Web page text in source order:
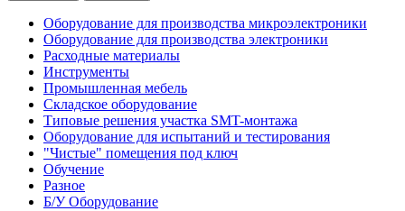
Оборудование для производства микроэлектроники
Оборудование для производства электроники
Расходные материалы
Инструменты
Промышленная мебель
Складское оборудование
Типовые решения участка SMT-монтажа
Оборудование для испытаний и тестирования
"Чистые" помещения под ключ
Обучение
Разное
Б/У Оборудование